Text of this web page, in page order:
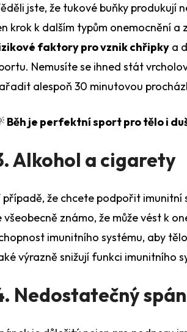
jste, že tukové buňky produkují
krok k dalším typům onemocnění
faktory pro vznik chřipky a
Nemusíte se ihned stát
alespoň 30 minutovou
Běh je perfektní sport pro tělo i
Alkohol a cigarety
případě, že chcete podpořit
všeobecně známo, že může vést k
imunitního systému, aby
výrazně snižují funkci imunitního
Nedostatečný